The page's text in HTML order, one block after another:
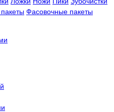
Фасовочные пакеты